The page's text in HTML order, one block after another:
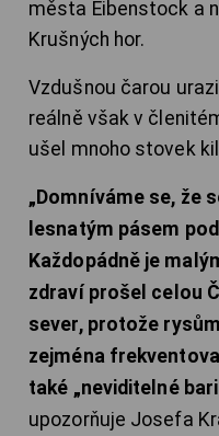
města Eibenstock a
Krušných hor.
Vzdušnou čarou
reálně však v
ušel mnoho stovek
„Domníváme se, že
lesnatým pásem
Každopádně je
zdraví prošel celou
sever, protože
zejména
také „neviditelné
upozorňuje Josefa